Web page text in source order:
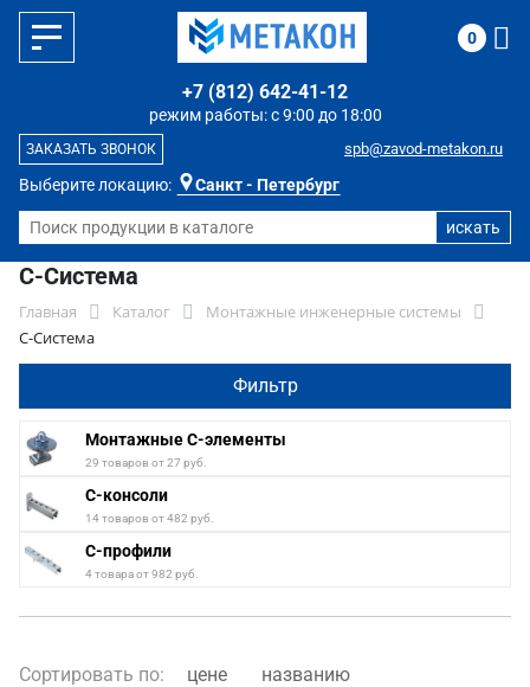
Выберите локацию: Санкт - Петербург
режим работы: с 9:00 до 18:00
+7 (812) 642-41-12
spb@zavod-metakon.ru
ЗАКАЗАТЬ ЗВОНОК
0
С-Система
Главная Каталог
Монтажные инженерные системы
С-Система
Фильтр
Монтажные С-элементы
29 товаров от 27 руб.
С-консоли
14 товаров от 482 руб.
С-профили
4 товара от 982 руб.
Сортировать по: цене названию